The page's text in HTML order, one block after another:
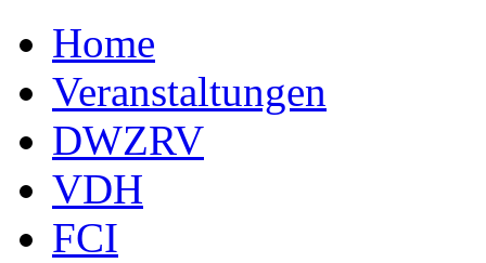
Home
Veranstaltungen
DWZRV
VDH
FCI